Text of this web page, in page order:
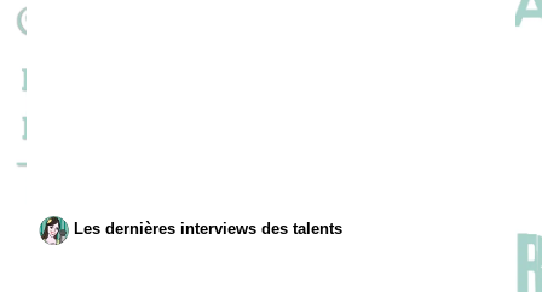
Les dernières interviews des talents